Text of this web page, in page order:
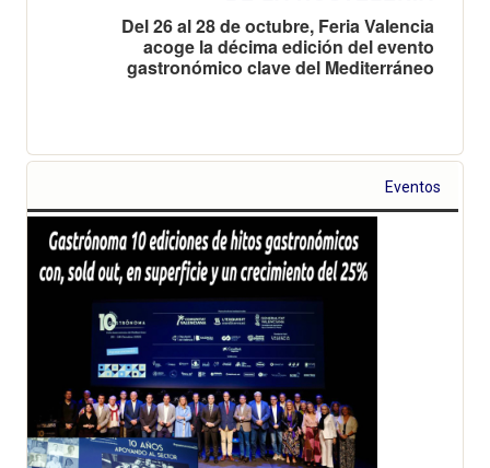
Del 26 al 28 de octubre, Feria Valencia
acoge la décima edición del evento
gastronómico clave del Mediterráneo
Eventos